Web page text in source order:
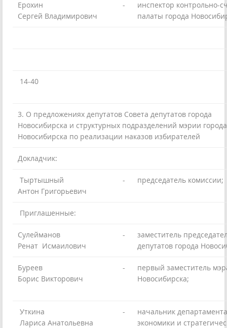
Ерохин
Сергей Владимирович
-
инспектор контрольно-
палаты города
14-40
3. О предложениях депутатов Совета депутатов города
Новосибирска и структурных подразделений мэрии города
Новосибирска по реализации наказов избирателей
Докладчик:
Тыртышный
Антон Григорьевич
- председатель комиссии;
Приглашенные:
Сулейманов
Ренат Исмаилович
-
заместитель
депутатов города
Буреев
Борис Викторович
-
первый заместитель
Новосибирска;
Уткина
Лариса Анатольевна
-
начальник департамента
экономики и